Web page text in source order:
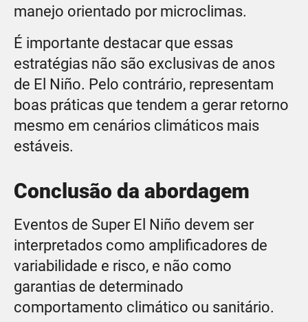
manejo orientado por microclimas.
É importante destacar que essas
estratégias não são exclusivas de anos
de El Niño. Pelo contrário, representam
boas práticas que tendem a gerar retorno
mesmo em cenários climáticos mais
estáveis.
Conclusão da abordagem
Eventos de Super El Niño devem ser
interpretados como amplificadores de
variabilidade e risco, e não como
garantias de determinado
comportamento climático ou sanitário.